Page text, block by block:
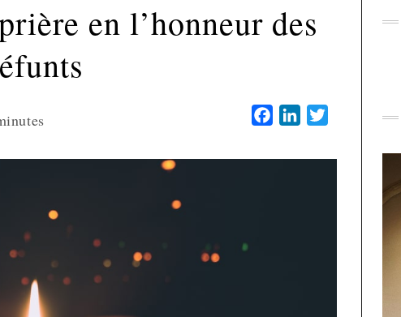
en l’honneur des
FacebookLinkedIn